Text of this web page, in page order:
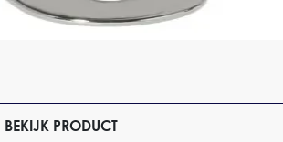
BEKIJK PRODUCT